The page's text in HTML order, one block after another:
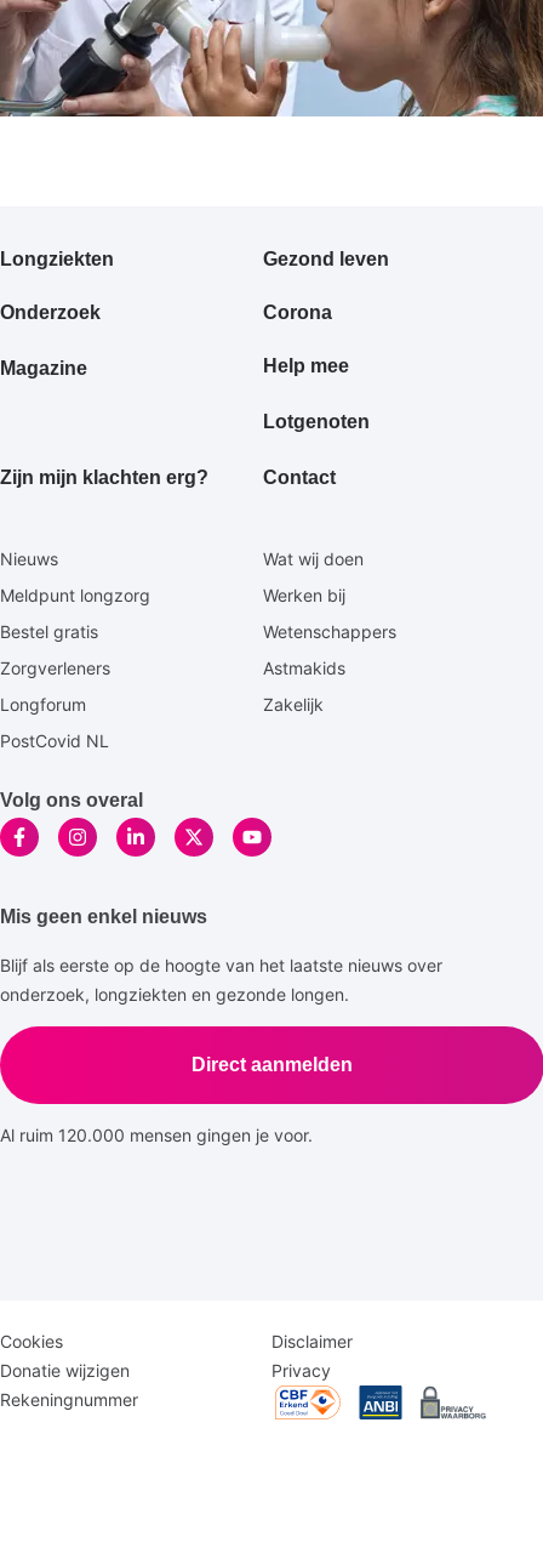
Primair
Longziekten Gezond leven
Onderzoek Corona
Magazine Help mee
Lotgenoten
Zijn mijn klachten erg? Contact
Secundaire
Nieuws
Wat wij doen
Meldpunt longzorg
Werken bij
Bestel gratis
Wetenschappers
Zorgverleners
Astmakids
Longforum
Zakelijk
PostCovid NL
Volg ons overal
Mis geen enkel nieuws
Blijf als eerste op de hoogte van het laatste nieuws over
onderzoek, longziekten en gezonde longen.
Direct aanmelden
Al ruim 120.000 mensen gingen je voor.
Disclaimer
menu
Cookies
Disclaimer
Donatie wijzigen
Privacy
Rekeningnummer
Logomenu